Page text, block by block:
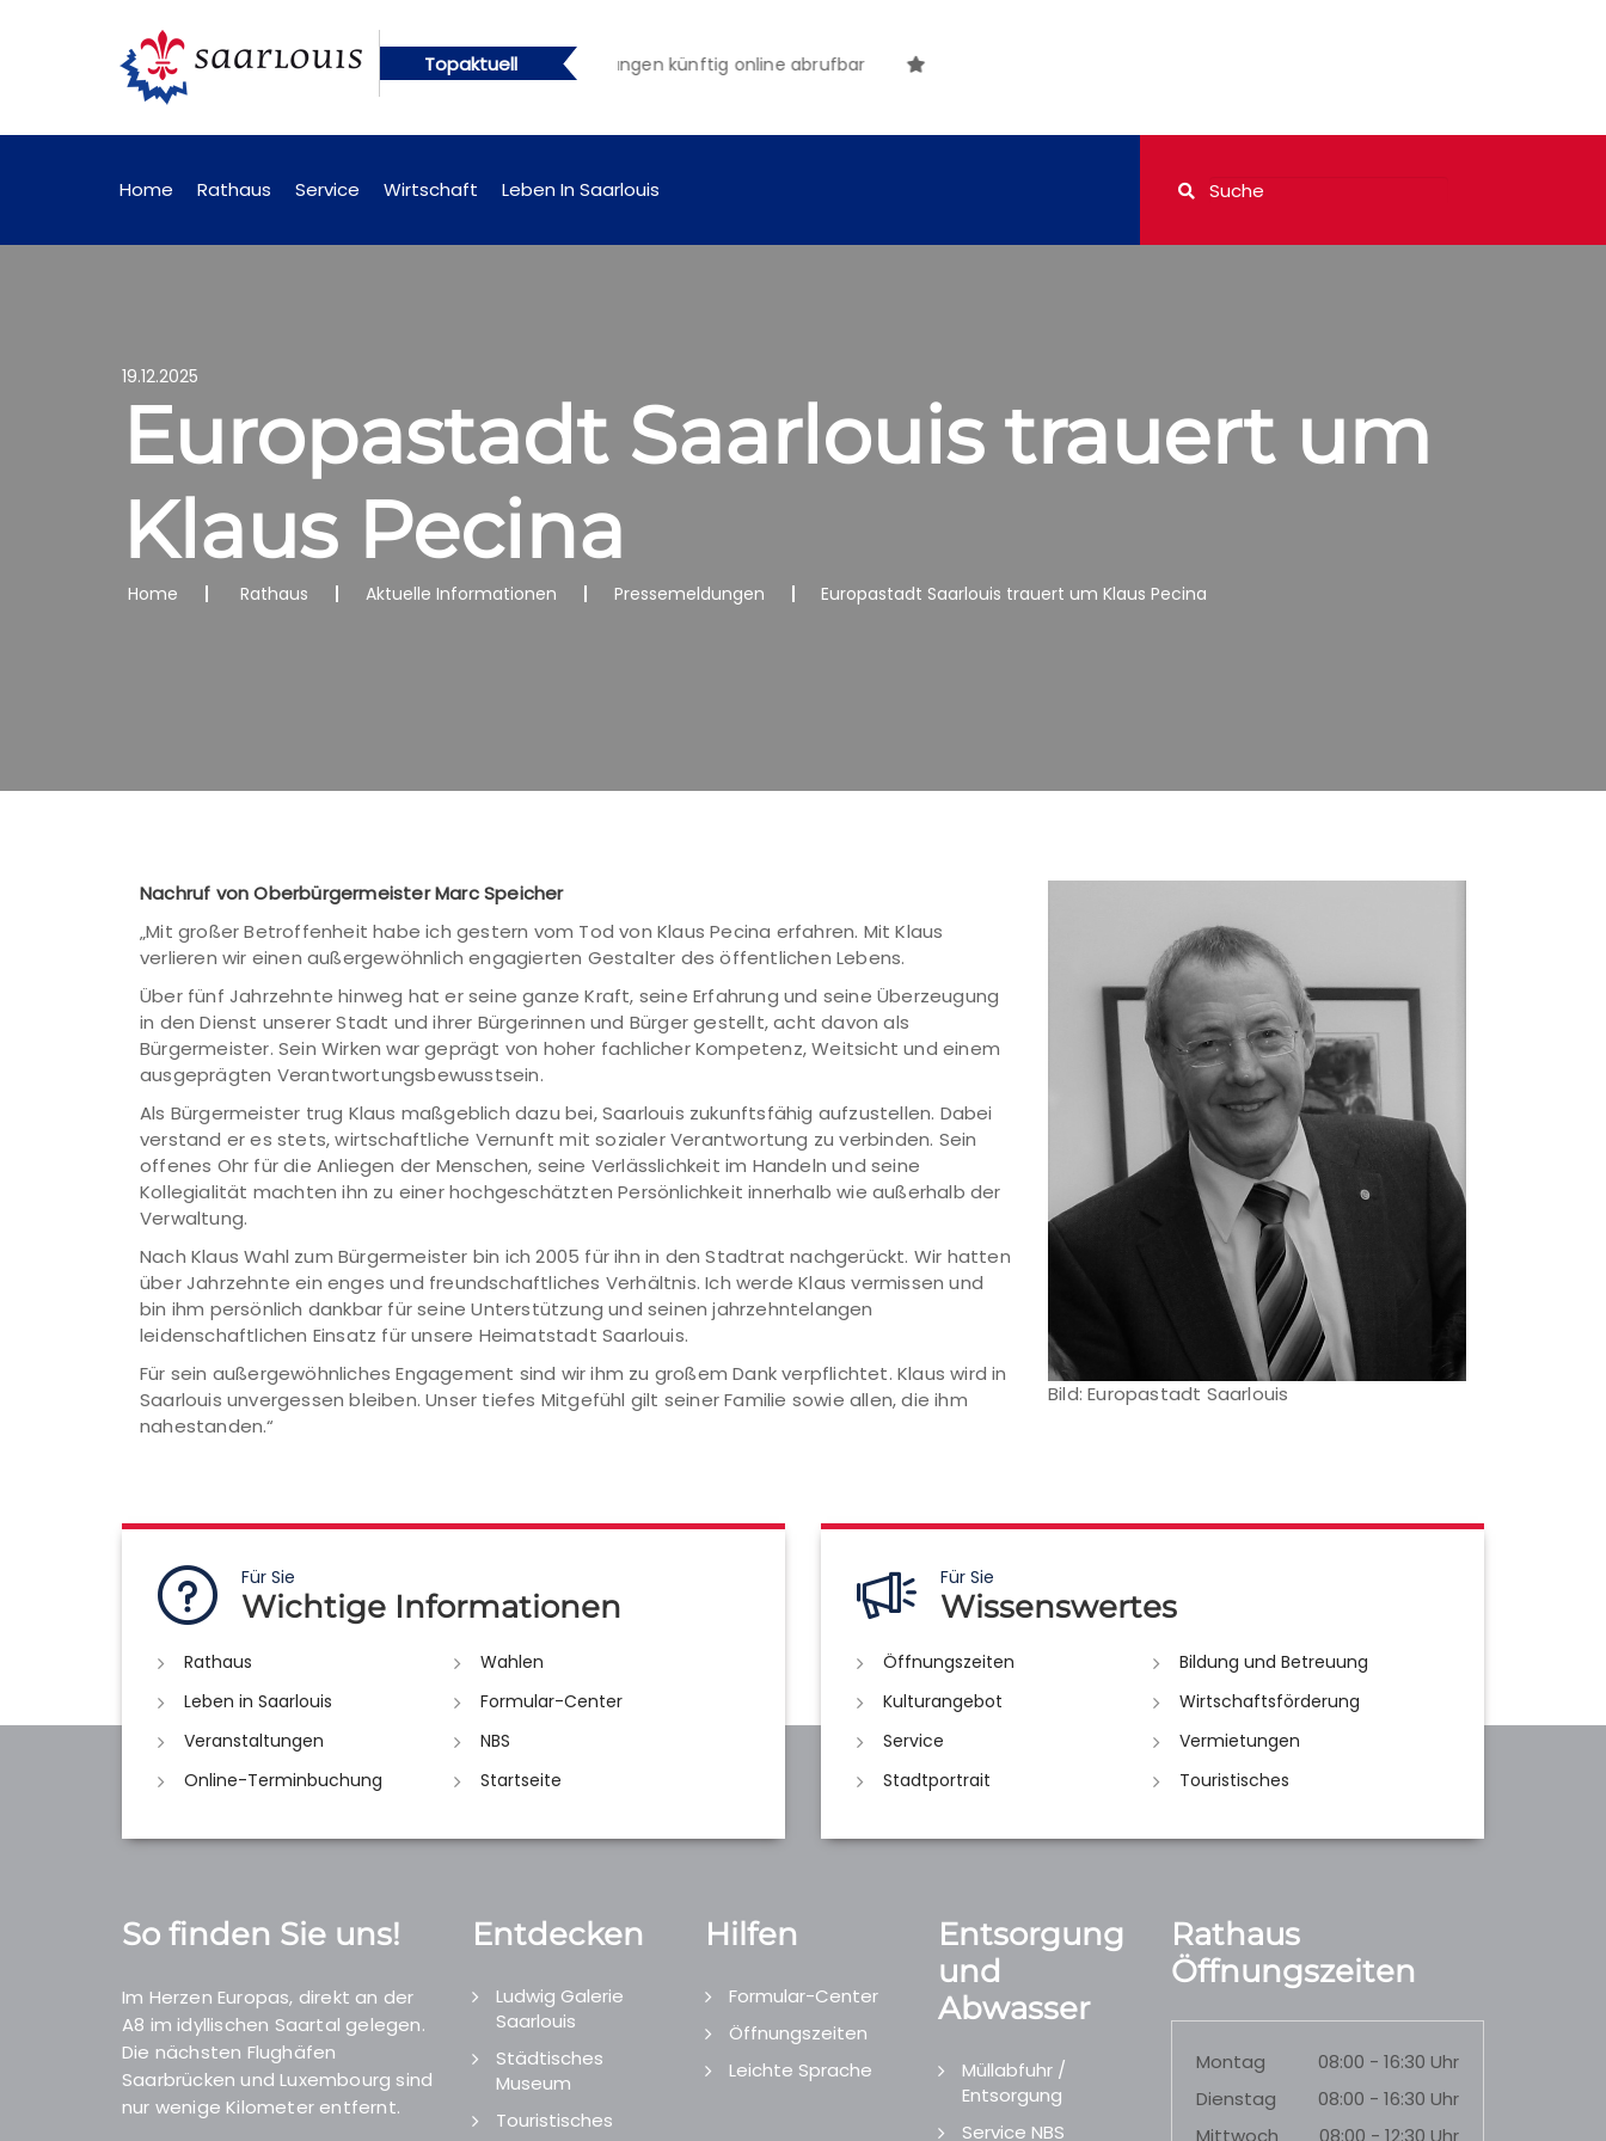
Topaktuell
künftig online abrufbar Öffentliche Bekanntmachungen künftig online abrufbar
Home Rathaus Service Wirtschaft Leben In Saarlouis
19.12.2025
Europastadt Saarlouis trauert um
Klaus Pecina
Home Rathaus Aktuelle Informationen Pressemeldungen Europastadt Saarlouis trauert um Klaus Pecina
Nachruf von Oberbürgermeister Marc Speicher
„Mit großer Betroffenheit habe ich gestern vom Tod von Klaus Pecina erfahren. Mit Klaus
verlieren wir einen außergewöhnlich engagierten Gestalter des öffentlichen Lebens.
Über fünf Jahrzehnte hinweg hat er seine ganze Kraft, seine Erfahrung und seine Überzeugung
in den Dienst unserer Stadt und ihrer Bürgerinnen und Bürger gestellt, acht davon als
Bürgermeister. Sein Wirken war geprägt von hoher fachlicher Kompetenz, Weitsicht und einem
ausgeprägten Verantwortungsbewusstsein.
Als Bürgermeister trug Klaus maßgeblich dazu bei, Saarlouis zukunftsfähig aufzustellen. Dabei
verstand er es stets, wirtschaftliche Vernunft mit sozialer Verantwortung zu verbinden. Sein
offenes Ohr für die Anliegen der Menschen, seine Verlässlichkeit im Handeln und seine
Kollegialität machten ihn zu einer hochgeschätzten Persönlichkeit innerhalb wie außerhalb der
Verwaltung.
Nach Klaus Wahl zum Bürgermeister bin ich 2005 für ihn in den Stadtrat nachgerückt. Wir hatten
über Jahrzehnte ein enges und freundschaftliches Verhältnis. Ich werde Klaus vermissen und
bin ihm persönlich dankbar für seine Unterstützung und seinen jahrzehntelangen
leidenschaftlichen Einsatz für unsere Heimatstadt Saarlouis.
Für sein außergewöhnliches Engagement sind wir ihm zu großem Dank verpflichtet. Klaus wird in
Saarlouis unvergessen bleiben. Unser tiefes Mitgefühl gilt seiner Familie sowie allen, die ihm
nahestanden.“
Bild: Europastadt Saarlouis
Für Sie
Wichtige Informationen
Rathaus
Wahlen
Leben in Saarlouis
Formular-Center
Veranstaltungen
NBS
Online-Terminbuchung
Startseite
Für Sie
Wissenswertes
Öffnungszeiten
Bildung und Betreuung
Kulturangebot
Wirtschaftsförderung
Service
Vermietungen
Stadtportrait
Touristisches
So finden Sie uns!
Im Herzen Europas, direkt an der
A8 im idyllischen Saartal gelegen.
Die nächsten Flughäfen
Saarbrücken und Luxembourg sind
nur wenige Kilometer entfernt.
Entdecken
Ludwig Galerie
Saarlouis
Städtisches
Museum
Touristisches
Hilfen
Formular-Center
Öffnungszeiten
Leichte Sprache
Entsorgung
und
Abwasser
Müllabfuhr /
Entsorgung
Service NBS
Rathaus
Öffnungszeiten
Montag
08:00 - 16:30 Uhr
Dienstag
08:00 - 16:30 Uhr
Mittwoch
08:00 - 12:30 Uhr